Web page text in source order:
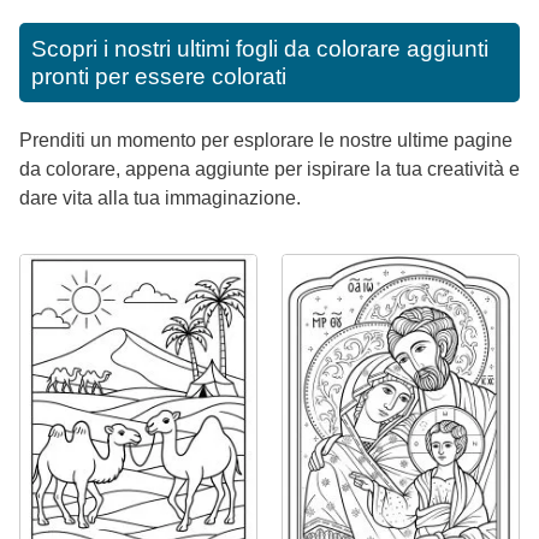
Scopri i nostri ultimi fogli da colorare aggiunti
pronti per essere colorati
Prenditi un momento per esplorare le nostre ultime pagine
da colorare, appena aggiunte per ispirare la tua creatività e
dare vita alla tua immaginazione.